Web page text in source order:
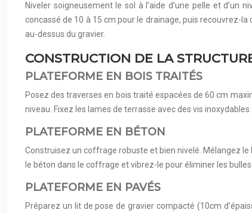
Niveler soigneusement le sol à l’aide d’une pelle et
concassé de 10 à 15 cm pour le drainage, puis recouvrez-
au-dessus du gravier.
CONSTRUCTION DE LA
PLATEFORME EN BOIS TRAITÉS
Posez des traverses en bois traité espacées de 60 cm
niveau. Fixez les lames de terrasse avec des vis
PLATEFORME EN BÉTON
Construisez un coffrage robuste et bien nivelé. Mélangez
le béton dans le coffrage et vibrez-le pour éliminer les
PLATEFORME EN PAVÉS
Préparez un lit de pose de gravier compacté (10cm